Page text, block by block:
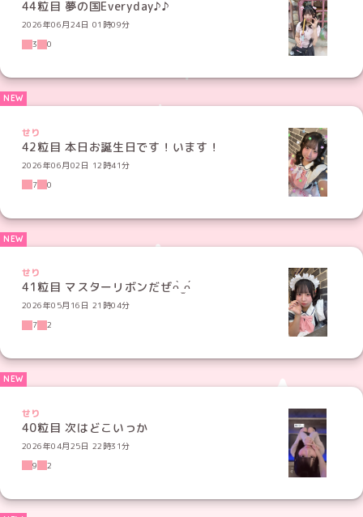
44粒目 夢の国Everyday♪♪
2026年06月24日 01時09分
3
0
せり
42粒目 本日お誕生日です！います！
2026年06月02日 12時41分
7
0
せり
41粒目 マスターリボンだぜᴖ̀ ̫ᴖ́
2026年05月16日 21時04分
7
2
せり
40粒目 次はどこいっか
2026年04月25日 22時31分
9
2